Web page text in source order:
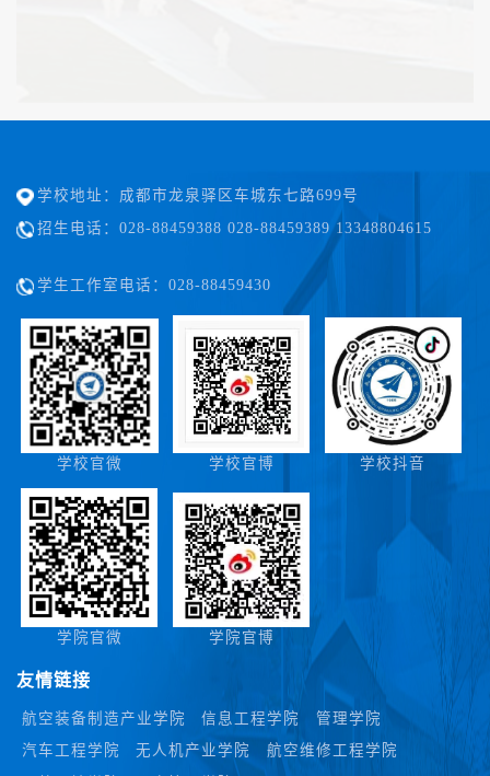
学校地址：成都市龙泉驿区车城东七路699号
招生电话：028-88459388 028-88459389 13348804615
学生工作室电话：028-88459430
学校官微 学校官博 学校抖音
学院官微 学院官博
友情链接
航空装备制造产业学院 信息工程学院
管理学院
汽车工程学院
无人机产业学院
航空维修工程学院